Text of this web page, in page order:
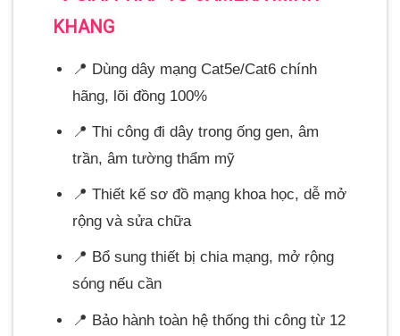
KHANG
📍 Dùng dây mạng Cat5e/Cat6 chính
hãng, lõi đồng 100%
📍 Thi công đi dây trong ống gen, âm
trần, âm tường thẩm mỹ
📍 Thiết kế sơ đồ mạng khoa học, dễ mở
rộng và sửa chữa
📍 Bổ sung thiết bị chia mạng, mở rộng
sóng nếu cần
📍 Bảo hành toàn hệ thống thi công từ 12